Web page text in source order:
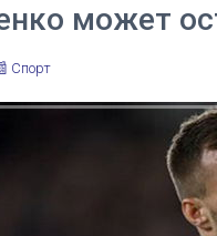
может
Спорт